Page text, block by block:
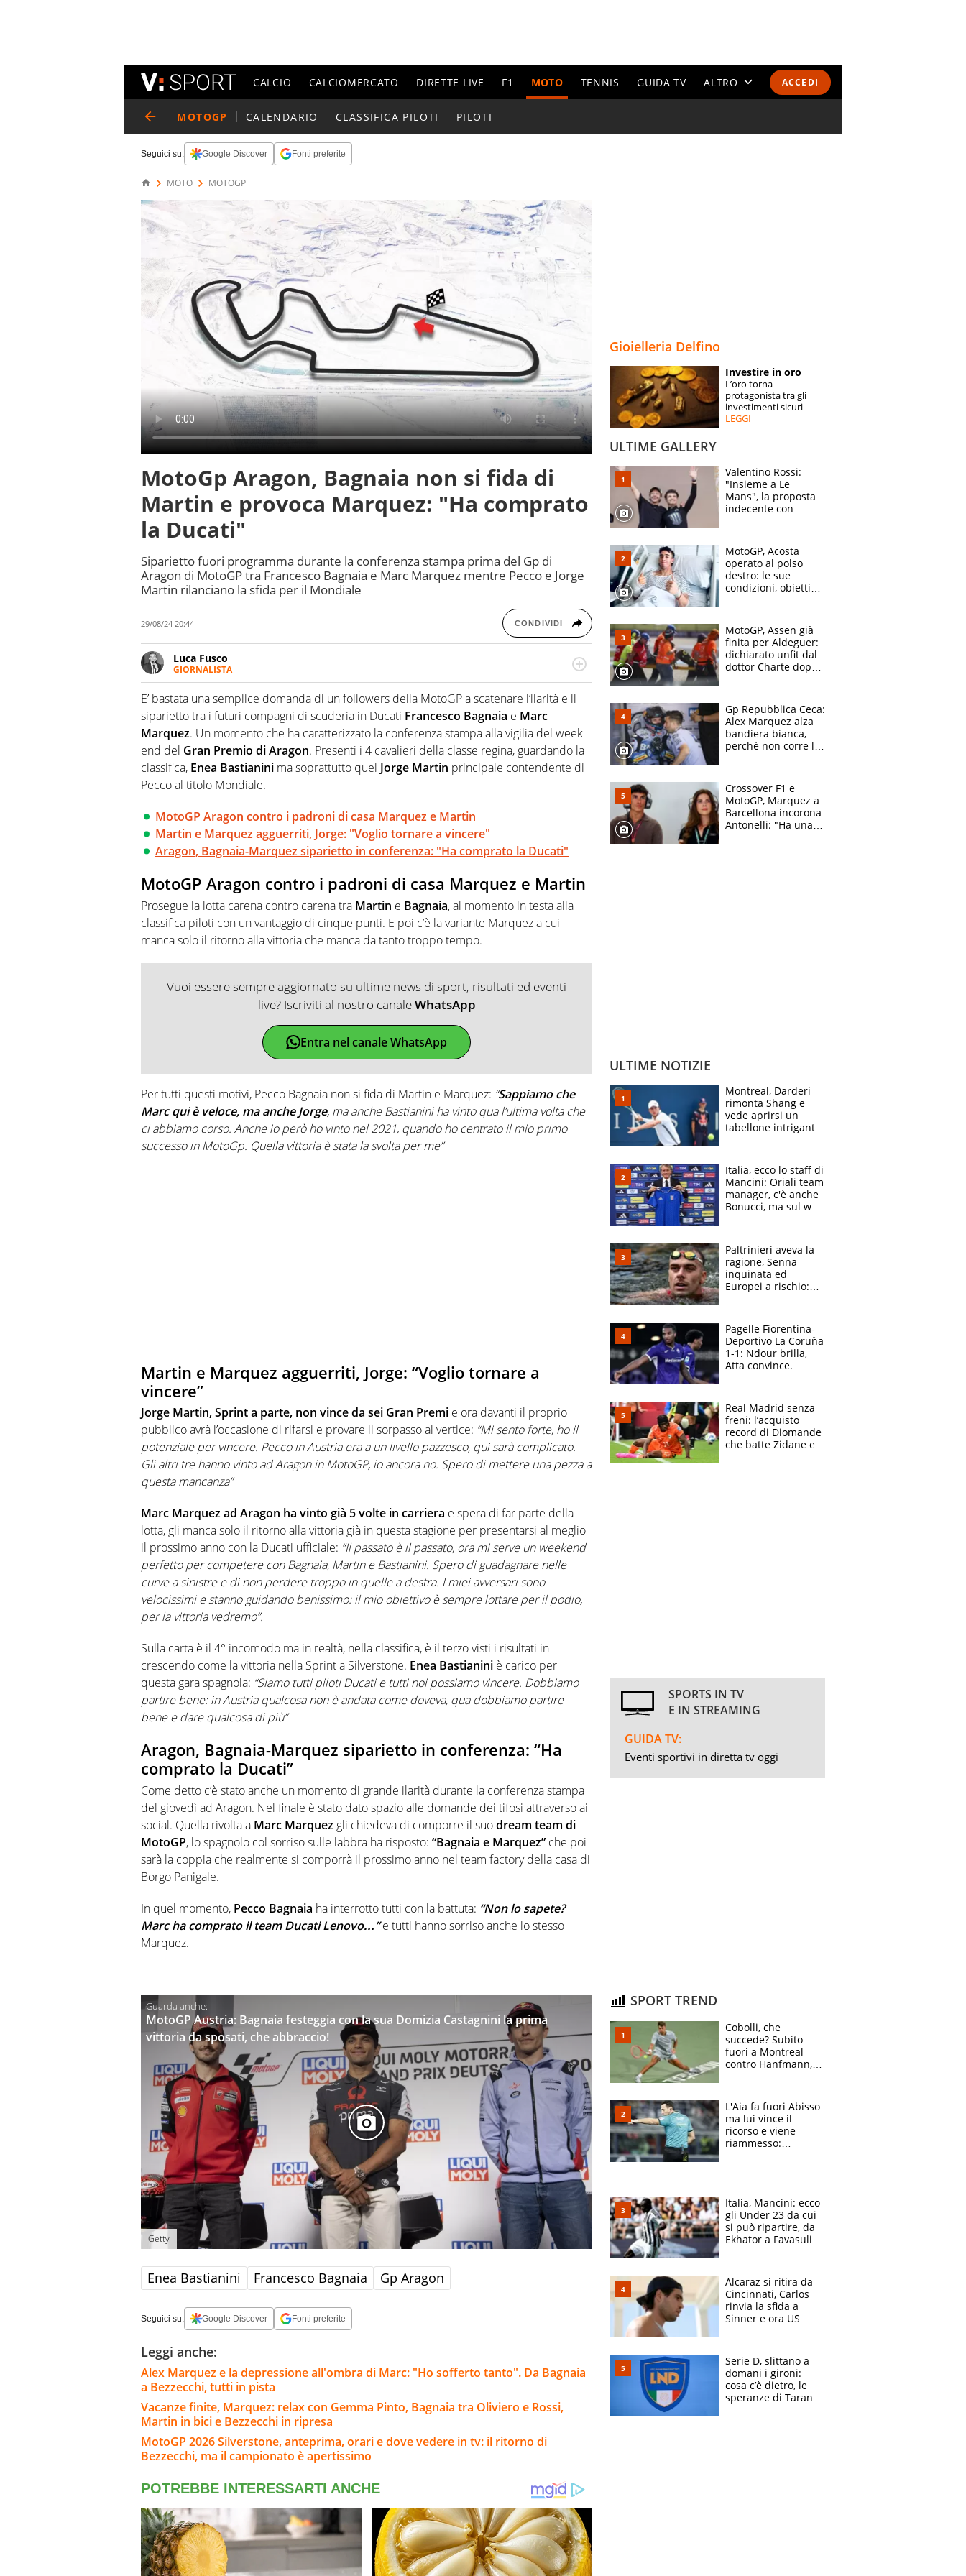
ACCEDI
CALCIO CALCIOMERCATO DIRETTE LIVE F1 MOTO TENNIS GUIDA TV ALTRO
ESPERTI
CONTATTI
MOTOGP CALENDARIO CLASSIFICA PILOTI PILOTI
Seguici su: Google Discover Fonti preferite
MOTO MOTOGP
MotoGp Aragon, Bagnaia non si fida di
Martin e provoca Marquez: "Ha comprato
la Ducati"
Siparietto fuori programma durante la conferenza stampa prima del Gp di
Aragon di MotoGP tra Francesco Bagnaia e Marc Marquez mentre Pecco e Jorge
Martin rilanciano la sfida per il Mondiale
29/08/24 20:44 CONDIVIDI
Luca Fusco
GIORNALISTA
Giornalista multimediale. Quando si accendono i motori, lui sgasa, impenna, derapa. E
spesso e volentieri finisce sul podio
E’ bastata una semplice domanda di un followers della MotoGP a scatenare l’ilarità e il
siparietto tra i futuri compagni di scuderia in Ducati Francesco Bagnaia e Marc
Marquez. Un momento che ha caratterizzato la conferenza stampa alla vigilia del week
end del Gran Premio di Aragon. Presenti i 4 cavalieri della classe regina, guardando la
classifica, Enea Bastianini ma soprattutto quel Jorge Martin principale contendente di
Pecco al titolo Mondiale.
MotoGP Aragon contro i padroni di casa Marquez e Martin
Martin e Marquez agguerriti, Jorge: "Voglio tornare a vincere"
Aragon, Bagnaia-Marquez siparietto in conferenza: "Ha comprato la Ducati"
MotoGP Aragon contro i padroni di casa Marquez e Martin
Prosegue la lotta carena contro carena tra Martin e Bagnaia, al momento in testa alla
classifica piloti con un vantaggio di cinque punti. E poi c’è la variante Marquez a cui
manca solo il ritorno alla vittoria che manca da tanto troppo tempo.
Vuoi essere sempre aggiornato su ultime news di sport, risultati ed eventi
live? Iscriviti al nostro canaleWhatsApp
Entra nel canale WhatsApp
Per tutti questi motivi, Pecco Bagnaia non si fida di Martin e Marquez: “Sappiamo che
Marc qui è veloce, ma anche Jorge, ma anche Bastianini ha vinto qua l’ultima volta che
ci abbiamo corso. Anche io però ho vinto nel 2021, quando ho centrato il mio primo
successo in MotoGp. Quella vittoria è stata la svolta per me”
Martin e Marquez agguerriti, Jorge: “Voglio tornare a
vincere”
Jorge Martin, Sprint a parte, non vince da sei Gran Premi e ora davanti il proprio
pubblico avrà l’occasione di rifarsi e provare il sorpasso al vertice: “Mi sento forte, ho il
potenziale per vincere. Pecco in Austria era a un livello pazzesco, qui sarà complicato.
Gli altri tre hanno vinto ad Aragon in MotoGP, io ancora no. Spero di mettere una pezza a
questa mancanza”
Marc Marquez ad Aragon ha vinto già 5 volte in carriera e spera di far parte della
lotta, gli manca solo il ritorno alla vittoria già in questa stagione per presentarsi al meglio
il prossimo anno con la Ducati ufficiale: “Il passato è il passato, ora mi serve un weekend
perfetto per competere con Bagnaia, Martin e Bastianini. Spero di guadagnare nelle
curve a sinistre e di non perdere troppo in quelle a destra. I miei avversari sono
velocissimi e stanno guidando benissimo: il mio obiettivo è sempre lottare per il podio,
per la vittoria vedremo”.
Sulla carta è il 4° incomodo ma in realtà, nella classifica, è il terzo visti i risultati in
crescendo come la vittoria nella Sprint a Silverstone. Enea Bastianini è carico per
questa gara spagnola: “Siamo tutti piloti Ducati e tutti noi possiamo vincere. Dobbiamo
partire bene: in Austria qualcosa non è andata come doveva, qua dobbiamo partire
bene e dare qualcosa di più”
Aragon, Bagnaia-Marquez siparietto in conferenza: “Ha
comprato la Ducati”
Come detto c’è stato anche un momento di grande ilarità durante la conferenza stampa
del giovedì ad Aragon. Nel finale è stato dato spazio alle domande dei tifosi attraverso ai
social. Quella rivolta a Marc Marquez gli chiedeva di comporre il suodream team di
MotoGP, lo spagnolo col sorriso sulle labbra ha risposto: “Bagnaia e Marquez” che poi
sarà la coppia che realmente si comporrà il prossimo anno nel team factory della casa di
Borgo Panigale.
In quel momento, Pecco Bagnaia ha interrotto tutti con la battuta: “Non lo sapete?
Marc ha comprato il team Ducati Lenovo…”e tutti hanno sorriso anche lo stesso
Marquez.
MotoGP Austria: Bagnaia festeggia con la sua Domizia Castagnini la prima
vittoria da sposati, che abbraccio!
Getty
Enea Bastianini Francesco Bagnaia Gp Aragon
Seguici su: Google Discover Fonti preferite
Leggi anche:
Alex Marquez e la depressione all'ombra di Marc: "Ho sofferto tanto". Da Bagnaia
a Bezzecchi, tutti in pista
Vacanze finite, Marquez: relax con Gemma Pinto, Bagnaia tra Oliviero e Rossi,
Martin in bici e Bezzecchi in ripresa
MotoGP 2026 Silverstone, anteprima, orari e dove vedere in tv: il ritorno di
Bezzecchi, ma il campionato è apertissimo
Gioielleria Delfino
Investire in oro
L’oro torna
protagonista tra gli
investimenti sicuri
LEGGI
ULTIME GALLERY
Valentino Rossi:
"Insieme a Le
Mans", la proposta
indecente con
Goodwood
MotoGP, Acosta
operato al polso
destro: le sue
condizioni, obiettivo
MotoGP, Assen già
finita per Aldeguer:
dichiarato unfit dal
dottor Charte dopo
Gp Repubblica Ceca:
Alex Marquez alza
bandiera bianca,
perchè non corre la
Crossover F1 e
MotoGP, Marquez a
Barcellona incorona
Antonelli: "Ha una
ULTIME NOTIZIE
Montreal, Darderi
rimonta Shang e
vede aprirsi un
tabellone intrigante:
felice del mio livello"
Italia, ecco lo staff di
Mancini: Oriali team
manager, c'è anche
Bonucci, ma sul web
Paltrinieri aveva la
ragione, Senna
inquinata ed
Europei a rischio:
adesso
Pagelle Fiorentina-
Deportivo La Coruña
1-1: Ndour brilla,
Atta convince.
Real Madrid senza
freni: l’acquisto
record di Diomande
che batte Zidane e
SPORTS IN TV
E IN STREAMING
GUIDA TV:
Eventi sportivi in diretta tv oggi
SPORT TREND
Cobolli, che
succede? Subito
fuori a Montreal
contro Hanfmann,
L'Aia fa fuori Abisso
ma lui vince il
ricorso e viene
riammesso:
Italia, Mancini: ecco
gli Under 23 da cui
si può ripartire, da
Ekhator a Favasuli
Alcaraz si ritira da
Cincinnati, Carlos
rinvia la sfida a
Sinner e ora US
Serie D, slittano a
domani i gironi:
cosa c’è dietro, le
speranze di Taranto